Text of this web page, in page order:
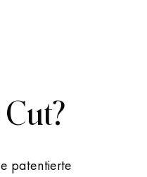
patentierte